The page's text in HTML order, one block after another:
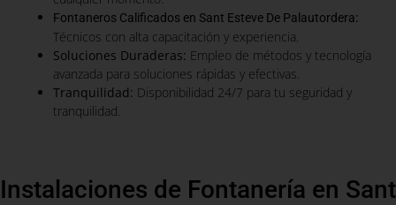
Fontaneros Calificados en Sant Esteve De Palautordera:
Técnicos con alta capacitación y experiencia.
Soluciones Duraderas: Empleo de métodos y tecnología
avanzada para soluciones rápidas y efectivas.
Tranquilidad: Disponibilidad 24/7 para tu seguridad y
tranquilidad.
Instalaciones de Fontanería en Sant